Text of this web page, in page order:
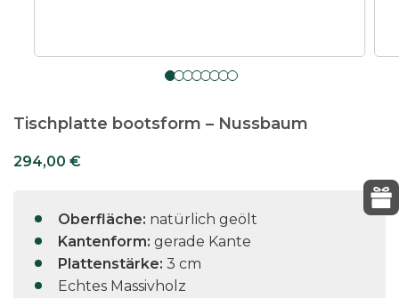
Tischplatte bootsform – Nussbaum
294,00 €
Oberfläche: natürlich geölt
Kantenform: gerade Kante
Plattenstärke: 3 cm
Echtes Massivholz